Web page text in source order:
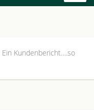
Ein Kundenbericht….so